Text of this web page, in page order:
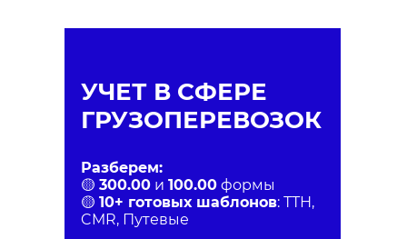
УЧЕТ В СФЕРЕ
ГРУЗОПЕРЕВОЗОК
Разберем:
🟡 300.00 и 100.00 формы
🟡 10+ готовых шаблонов: ТТН,
CMR, Путевые